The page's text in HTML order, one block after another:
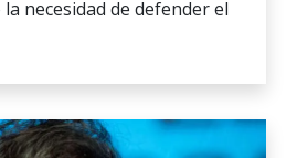
necesidad de defender el